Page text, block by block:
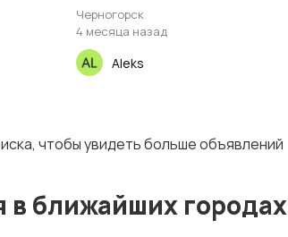
Черногорск
4 месяца назад
Aleks
чтобы увидеть больше объявлений
в ближайших городах